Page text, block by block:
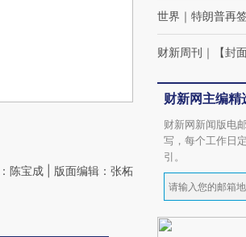
陈宝成 | 版面编辑：张柘
世界 ｜ 特朗普再
财新周刊 ｜ 【封
财新网主编精
财新网新闻版电
写，每个工作日
引。